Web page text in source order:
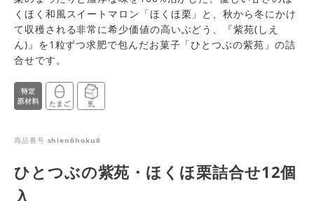
くほく和風スイートマロン「ほくほ栗」と、秋から冬にかけ
て収穫される非常に希少価値の高いぶどう、『紫苑(しえ
ん)』を1粒ずつ求肥で包んだお菓子「ひとつぶの紫苑」の詰
合せです。
商品番号 shien6hoku6
ひとつぶの紫苑・ほくほ栗詰合せ12個
入